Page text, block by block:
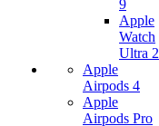
9
Apple
Watch
Ultra 2
Apple
Airpods 4
Apple
Airpods Pro